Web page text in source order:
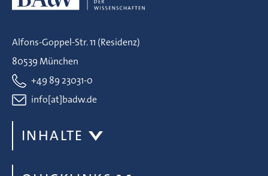
Alfons-Goppel-Str. 11 (Residenz)
80539 München
+49 89 23031-0
info[at]badw.de
INHALTE